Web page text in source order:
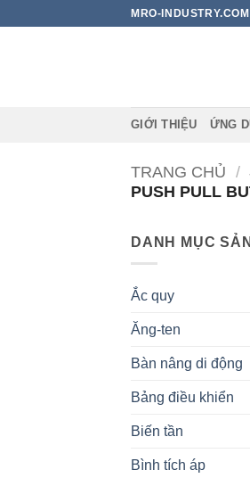
MRO-INDUSTRY.COM
GIỚI THIỆU ỨNG
TRANG CHỦ /
PUSH PULL
DANH MỤC
Ắc quy
Ăng-ten
Bàn nâng di động
Bảng điều khiển
Biến tần
Bình tích áp